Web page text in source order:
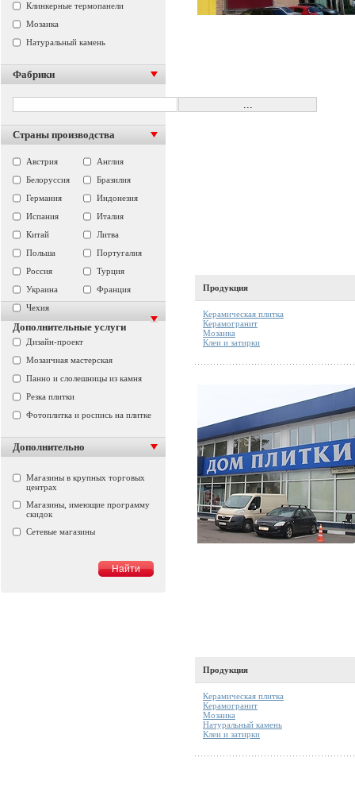
Продукция
Керамическая плитка
Керамогранит
Мозаика
Клеи и затирки
Продукция
Керамическая плитка
Керамогранит
Мозаика
Натуральный камень
Клеи и затирки
Клинкерные термопанели
Мозаика
Натуральный камень
Фабрики
Страны производства
Австрия
Англия
Белоруссия
Бразилия
Германия
Индонезия
Испания
Италия
Китай
Литва
Польша
Португалия
Россия
Турция
Украина
Франция
Чехия
Дополнительные услуги
Дизайн-проект
Мозаичная мастерская
Панно и слолешницы из камня
Резка плитки
Фотоплитка и роспись на плитке
Дополнительно
Магазины в крупных торговых
центрах
Магазины, имеющие программу
скидок
Сетевые магазины